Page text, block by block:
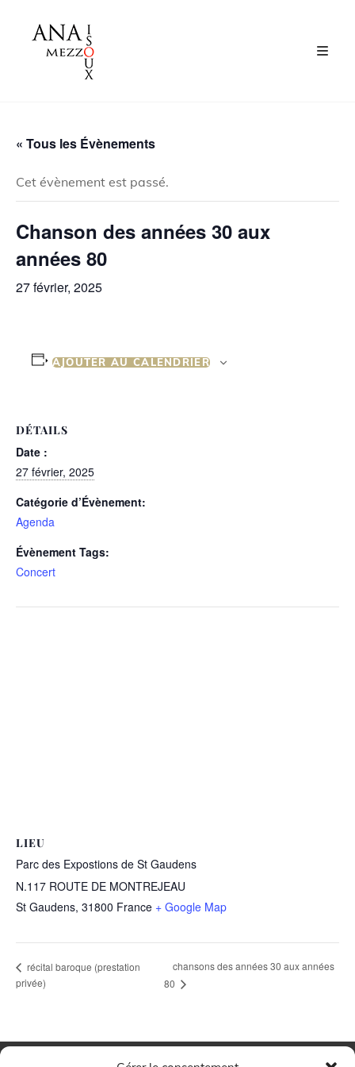
« Tous les Évènements
Cet évènement est passé.
Chanson des années 30 aux
années 80
27 février, 2025
AJOUTER AU CALENDRIER
DÉTAILS
Date :
27 février, 2025
Catégorie d’Évènement:
Agenda
Évènement Tags:
Concert
LIEU
Parc des Expostions de St Gaudens
N.117 ROUTE DE MONTREJEAU
St Gaudens, 31800 France + Google Map
récital baroque (prestation
privée)
chansons des années 30 aux années
80